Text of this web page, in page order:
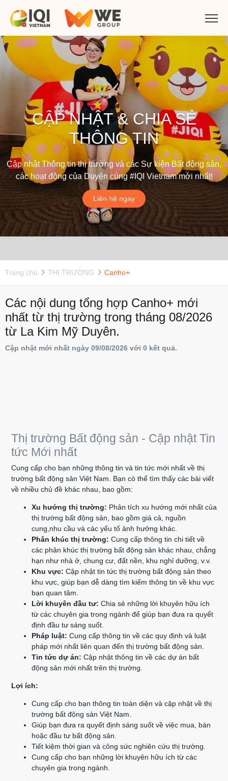
CẬP NHẬT & CHIA SẺ
THÔNG TIN
Cập nhật Thông tin thị trường và các Sự kiện Bất động sản,
các hoạt động của Duyên cùng #IQI Vietnam mới nhất!
Liên hệ ngay
Trang chủ THỊ TRƯỜNG Canho+
Các nội dung tổng hợp Canho+ mới
nhất từ thị trường trong tháng 08/2026
từ La Kim Mỹ Duyên.
Cập nhật mới nhất ngày 09/08/2026 với 0 kết quả.
Thị trường Bất động sản - Cập nhật Tin
tức Mới nhất
Cung cấp cho bạn những thông tin và tin tức mới nhất về thị
trường bất động sản Việt Nam. Bạn có thể tìm thấy các bài viết
về nhiều chủ đề khác nhau, bao gồm:
Xu hướng thị trường: Phân tích xu hướng mới nhất của
thị trường bất động sản, bao gồm giá cả, nguồn
cung,nhu cầu và các yếu tố ảnh hưởng khác.
Phân khúc thị trường: Cung cấp thông tin chi tiết về
các phân khúc thị trường bất động sản khác nhau, chẳng
hạn như nhà ở, chung cư, đất nền, khu nghỉ dưỡng, v.v.
Khu vực: Cập nhật tin tức thị trường bất động sản theo
khu vực, giúp bạn dễ dàng tìm kiếm thông tin về khu vực
bạn quan tâm.
Lời khuyên đầu tư: Chia sẻ những lời khuyên hữu ích
từ các chuyên gia trong ngành để giúp bạn đưa ra quyết
định đầu tư sáng suốt.
Pháp luật: Cung cấp thông tin về các quy định và luật
pháp mới nhất liên quan đến thị trường bất động sản.
Tin tức dự án: Cập nhật thông tin về các dự án bất
động sản mới nhất trên thị trường.
Lợi ích:
Cung cấp cho bạn thông tin toàn diện và cập nhật về thị
trường bất động sản Việt Nam.
Giúp bạn đưa ra quyết định sáng suốt về việc mua, bán
hoặc đầu tư bất động sản.
Tiết kiệm thời gian và công sức nghiên cứu thị trường.
Cung cấp cho bạn những lời khuyên hữu ích từ các
chuyên gia trong ngành.